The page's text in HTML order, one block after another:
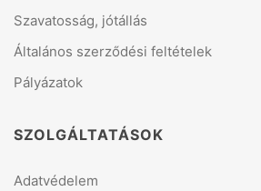
Szavatosság, jótállás
Általános szerződési feltételek
Pályázatok
SZOLGÁLTATÁSOK
Adatvédelem